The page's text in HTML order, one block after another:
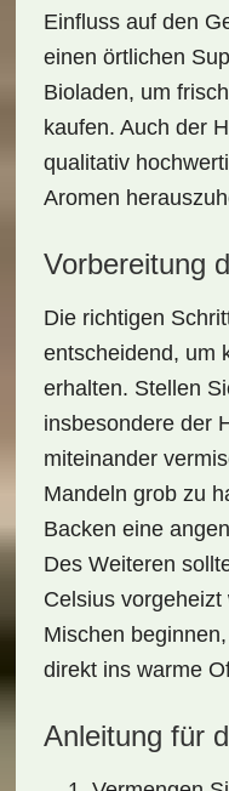
Einfluss auf den
einen örtlichen
Bioladen, um
kaufen. Auch der
qualitativ
Aromen
Vorbereitung
Die richtigen
entscheidend, um
erhalten. Stellen
insbesondere der
miteinander
Mandeln grob zu
Backen eine
Des Weiteren
Celsius
Mischen
direkt ins warme
Anleitung für